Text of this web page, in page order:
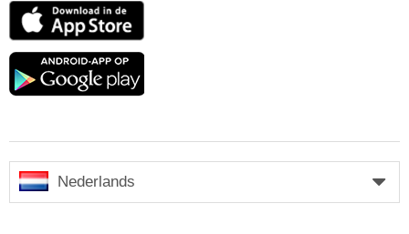
App
Google
Nederlands